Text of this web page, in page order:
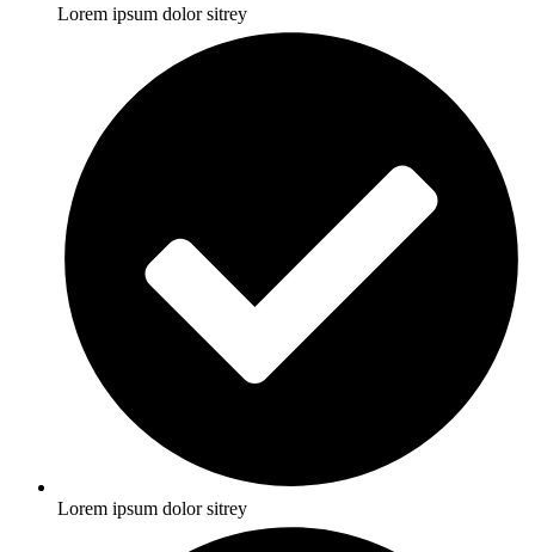
Lorem ipsum dolor sitrey
Lorem ipsum dolor sitrey